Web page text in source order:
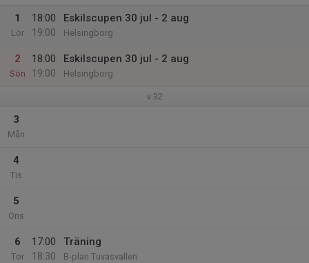
1
Lör
18:00
19:00
Eskilscupen 30 jul - 2 aug
Helsingborg
2
Sön
18:00
19:00
Eskilscupen 30 jul - 2 aug
Helsingborg
v.32
3
Mån
4
Tis
5
Ons
6
Tor
17:00
18:30
Träning
B-plan Tuvasvallen